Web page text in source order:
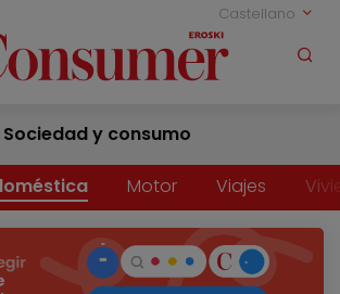
Castellano
Sociedad y consumo
Motor Viajes